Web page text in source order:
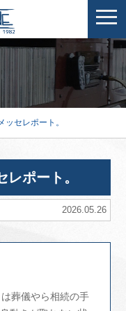
セレポート。
ポート。
2026.05.26
葬儀やら相続の手